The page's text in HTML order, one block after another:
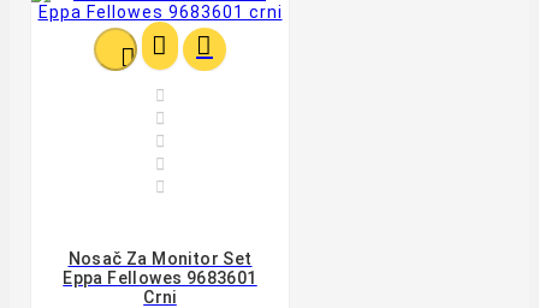
  





Nosač Za Monitor Set
Eppa Fellowes 9683601
Crni